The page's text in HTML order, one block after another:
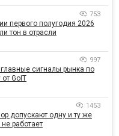
753
первого полугодия 2026
тон в отрасли
997
сигналы рынка по
GoIT
1453
допускают одну и ту же
работает